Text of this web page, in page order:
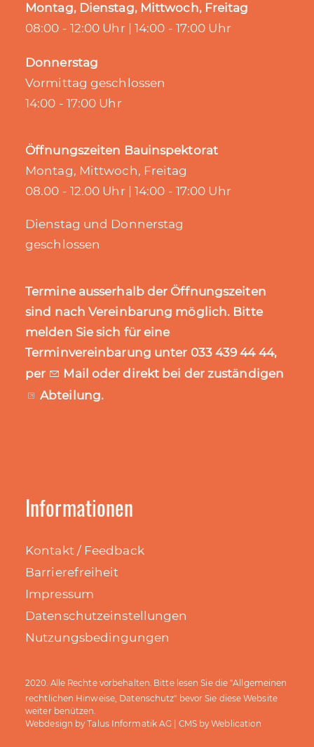
Montag, Dienstag, Mittwoch, Freitag
08:00 - 12:00 Uhr | 14:00 - 17:00 Uhr
Donnerstag
Vormittag geschlossen
14:00 - 17:00 Uhr
Öffnungszeiten Bauinspektorat
Montag, Mittwoch, Freitag
08.00 - 12.00 Uhr | 14:00 - 17:00 Uhr
Dienstag und Donnerstag
geschlossen
Termine ausserhalb der Öffnungszeiten
sind nach Vereinbarung möglich. Bitte
melden Sie sich für eine
Terminvereinbarung unter 033 439 44 44,
per
Mail oder direkt bei der zuständigen
Abteilung.
Informationen
Kontakt / Feedback
Barrierefreiheit
Impressum
Datenschutzeinstellungen
Nutzungsbedingungen
2020. Alle Rechte vorbehalten. Bitte lesen Sie die "Allgemeinen
rechtlichen Hinweise, Datenschutz" bevor Sie diese Website
weiter benützen.
Webdesign byTalus Informatik AG | CMS byWeblication